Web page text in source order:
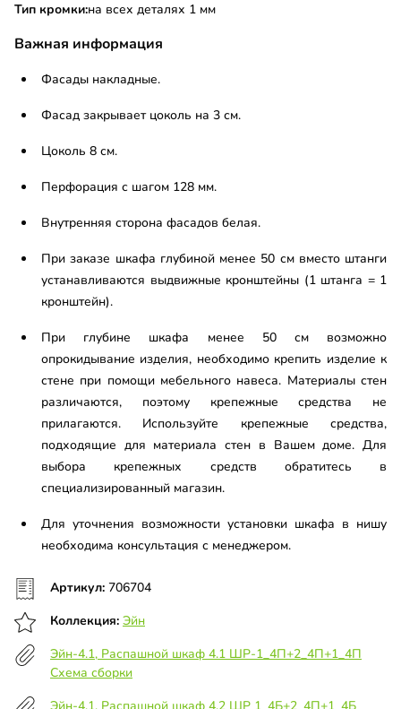
Тип кромки:на всех деталях 1 мм
Важная информация
Фасады накладные.
Фасад закрывает цоколь на 3 см.
Цоколь 8 см.
Перфорация с шагом 128 мм.
Внутренняя сторона фасадов белая.
При заказе шкафа глубиной менее 50 см вместо штанги
устанавливаются выдвижные кронштейны (1 штанга = 1
кронштейн).
При глубине шкафа менее 50 см возможно
опрокидывание изделия, необходимо крепить изделие к
стене при помощи мебельного навеса. Материалы стен
различаются, поэтому крепежные средства не
прилагаются. Используйте крепежные средства,
подходящие для материала стен в Вашем доме. Для
выбора крепежных средств обратитесь в
специализированный магазин.
Для уточнения возможности установки шкафа в нишу
необходима консультация с менеджером.
Артикул: 706704
Коллекция: Эйн
Эйн-4.1, Распашной шкаф 4.1 ШР-1_4П+2_4П+1_4П
Схема сборки